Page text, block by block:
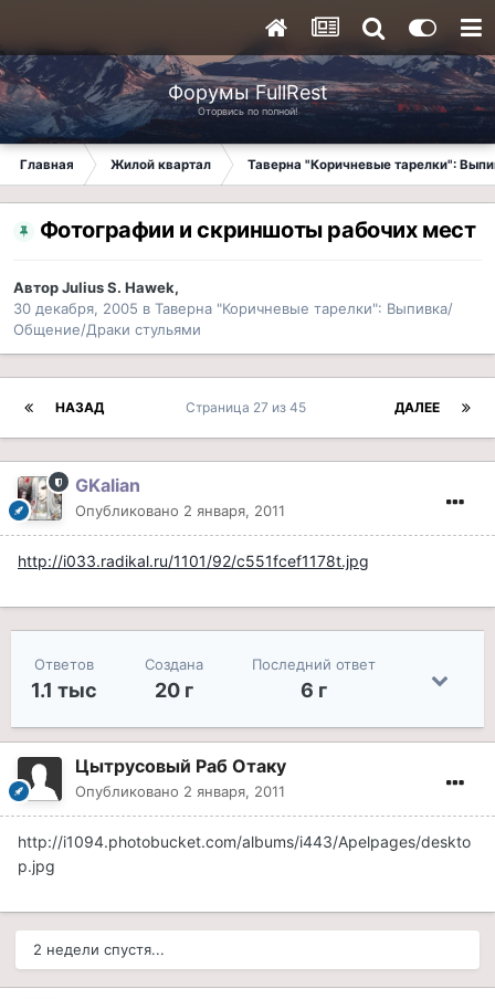
Форумы FullRest
Оторвись по полной!
Главная Жилой квартал Таверна "Коричневые тарелки":
Фотографии и скриншоты рабочих мест
АвторJulius S. Hawek,
30 декабря, 2005 в Таверна "Коричневые тарелки": Выпивка/
Общение/Драки стульями
НАЗАД ДАЛЕЕ
Страница 27 из 45
GKalian
Опубликовано 2 января, 2011
http://i033.radikal.ru/1101/92/c551fcef1178t.jpg
Ответов
1.1 тыс
Создана
20 г
Последний ответ
6 г
Цытрусовый Раб Отаку
Опубликовано 2 января, 2011
http://i1094.photobucket.com/albums/i443/Apelpages/deskto
p.jpg
2 недели спустя...